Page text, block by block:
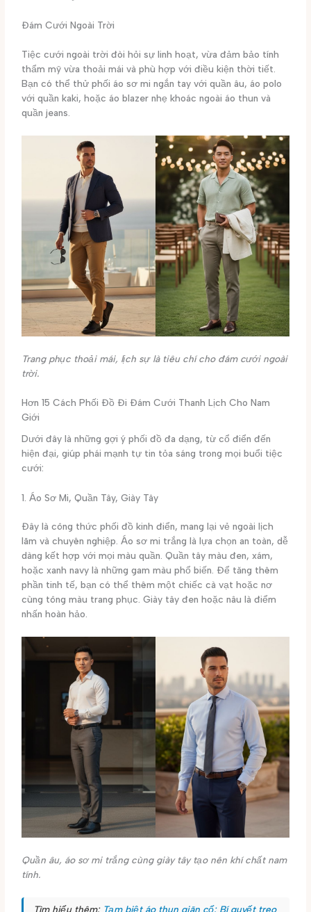
Đám Cưới Ngoài Trời
Tiệc cưới ngoài trời đòi hỏi sự linh hoạt, vừa đảm bảo tính
thẩm mỹ vừa thoải mái và phù hợp với điều kiện thời tiết.
Bạn có thể thử phối áo sơ mi ngắn tay với quần âu, áo polo
với quần kaki, hoặc áo blazer nhẹ khoác ngoài áo thun và
quần jeans.
Trang phục thoải mái, lịch sự là tiêu chí cho đám cưới ngoài
trời.
Hơn 15 Cách Phối Đồ Đi Đám Cưới Thanh Lịch Cho Nam
Giới
Dưới đây là những gợi ý phối đồ đa dạng, từ cổ điển đến
hiện đại, giúp phái mạnh tự tin tỏa sáng trong mọi buổi tiệc
cưới:
1. Áo Sơ Mi, Quần Tây, Giày Tây
Đây là công thức phối đồ kinh điển, mang lại vẻ ngoài lịch
lãm và chuyên nghiệp. Áo sơ mi trắng là lựa chọn an toàn, dễ
dàng kết hợp với mọi màu quần. Quần tây màu đen, xám,
hoặc xanh navy là những gam màu phổ biến. Để tăng thêm
phần tinh tế, bạn có thể thêm một chiếc cà vạt hoặc nơ
cùng tông màu trang phục. Giày tây đen hoặc nâu là điểm
nhấn hoàn hảo.
Quần âu, áo sơ mi trắng cùng giày tây tạo nên khí chất nam
tính.
Tìm hiểu thêm: Tạm biệt áo thun giãn cổ: Bí quyết treo